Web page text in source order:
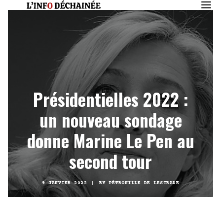
Présidentielles 2022 :
un nouveau sondage
donne Marine Le Pen au
second tour
9 JANVIER 2022 BY PÉTRONILLE DE LESTRADE